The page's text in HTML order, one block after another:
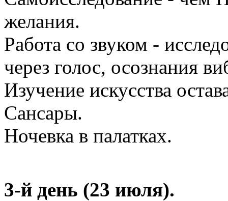
желания.
Работа со звуком -
через голос, осознания
Изучение искусства
Сансары.
Ночевка в палатках.
3-й день (23 июля).